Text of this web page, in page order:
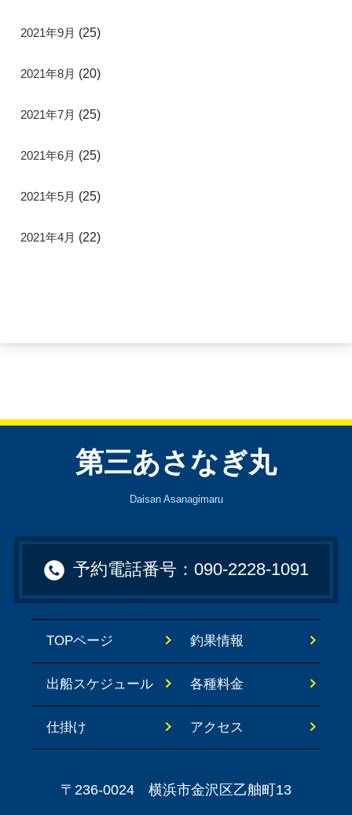
2021年9月 (25)
2021年8月 (20)
2021年7月 (25)
2021年6月 (25)
2021年5月 (25)
2021年4月 (22)
第三あさなぎ丸
Daisan Asanagimaru
予約電話番号：090-2228-1091
TOPページ
出船スケジュール
仕掛け
釣果情報
各種料金
アクセス
〒236-0024 横浜市金沢区乙舳町13